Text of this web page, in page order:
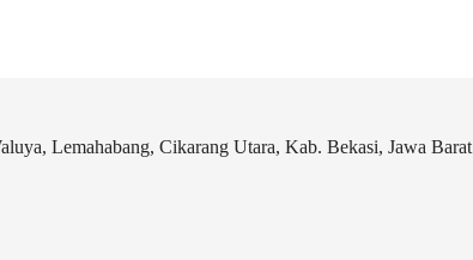
Lemahabang, Cikarang Utara, Kab. Bekasi, Jawa Barat